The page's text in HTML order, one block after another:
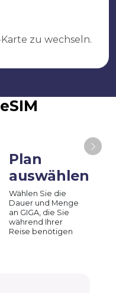
zu wechseln.
Plan
auswählen
Wählen Sie die
Dauer und Menge
an GIGA, die Sie
während Ihrer
Reise benötigen